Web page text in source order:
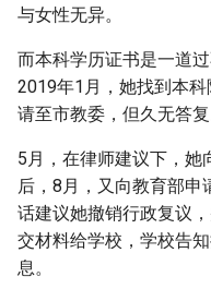
与女性无异。
而本科学历证书是一道
2019年1月，她找到本
请至市教委，但久无答复
5月，在律师建议下，她
后，8月，又向教育部
话建议她撤销行政复议
交材料给学校，学校告
息。